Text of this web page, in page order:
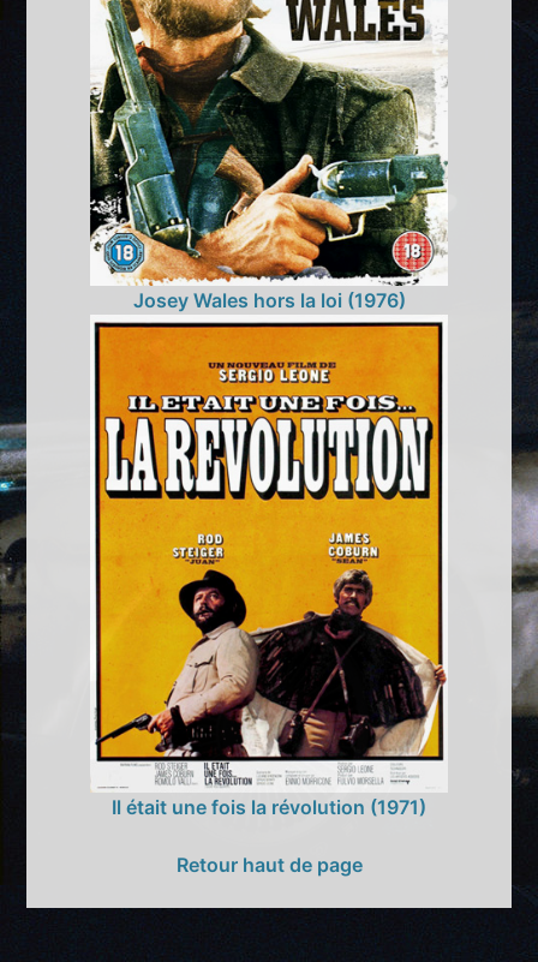
Josey Wales hors la loi (1976)
Il était une fois la révolution (1971)
Retour haut de page